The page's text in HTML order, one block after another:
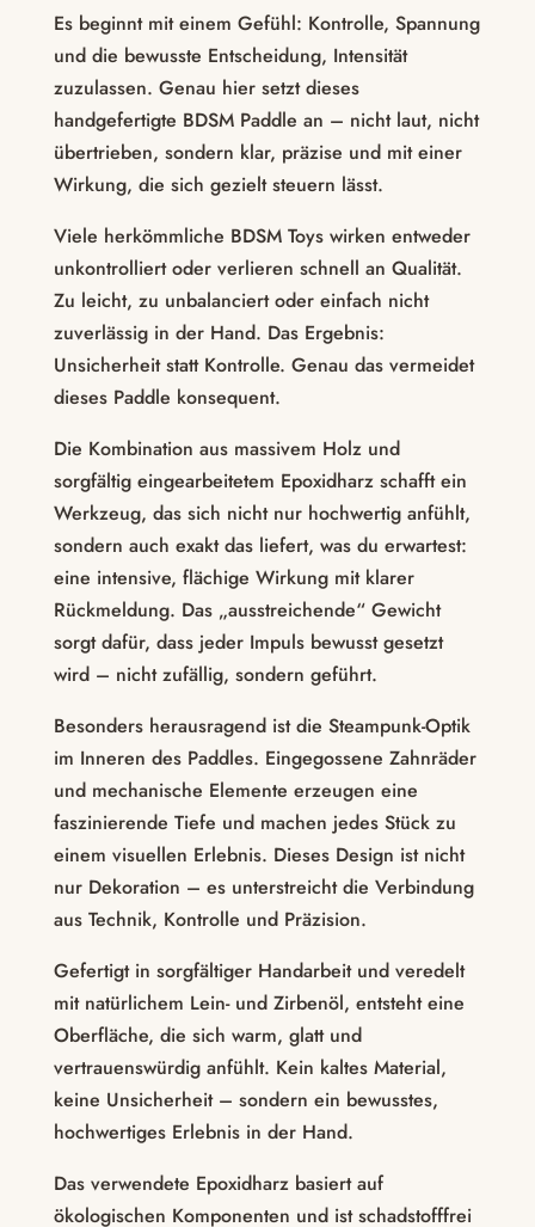
Es beginnt mit einem Gefühl: Kontrolle, Spannung
und die bewusste Entscheidung, Intensität
zuzulassen. Genau hier setzt dieses
handgefertigte BDSM Paddle an – nicht laut, nicht
übertrieben, sondern klar, präzise und mit einer
Wirkung, die sich gezielt steuern lässt.
Viele herkömmliche BDSM Toys wirken entweder
unkontrolliert oder verlieren schnell an Qualität.
Zu leicht, zu unbalanciert oder einfach nicht
zuverlässig in der Hand. Das Ergebnis:
Unsicherheit statt Kontrolle. Genau das vermeidet
dieses Paddle konsequent.
Die Kombination aus massivem Holz und
sorgfältig eingearbeitetem Epoxidharz schafft ein
Werkzeug, das sich nicht nur hochwertig anfühlt,
sondern auch exakt das liefert, was du erwartest:
eine intensive, flächige Wirkung mit klarer
Rückmeldung. Das „ausstreichende“ Gewicht
sorgt dafür, dass jeder Impuls bewusst gesetzt
wird – nicht zufällig, sondern geführt.
Besonders herausragend ist die Steampunk-Optik
im Inneren des Paddles. Eingegossene Zahnräder
und mechanische Elemente erzeugen eine
faszinierende Tiefe und machen jedes Stück zu
einem visuellen Erlebnis. Dieses Design ist nicht
nur Dekoration – es unterstreicht die Verbindung
aus Technik, Kontrolle und Präzision.
Gefertigt in sorgfältiger Handarbeit und veredelt
mit natürlichem Lein- und Zirbenöl, entsteht eine
Oberfläche, die sich warm, glatt und
vertrauenswürdig anfühlt. Kein kaltes Material,
keine Unsicherheit – sondern ein bewusstes,
hochwertiges Erlebnis in der Hand.
Das verwendete Epoxidharz basiert auf
ökologischen Komponenten und ist schadstofffrei